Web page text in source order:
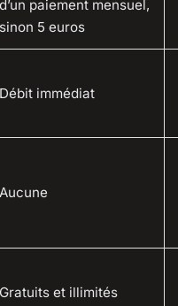
d’un paiement mensuel,
sinon 5 euros
Débit immédiat
Aucune
Gratuits et illimités